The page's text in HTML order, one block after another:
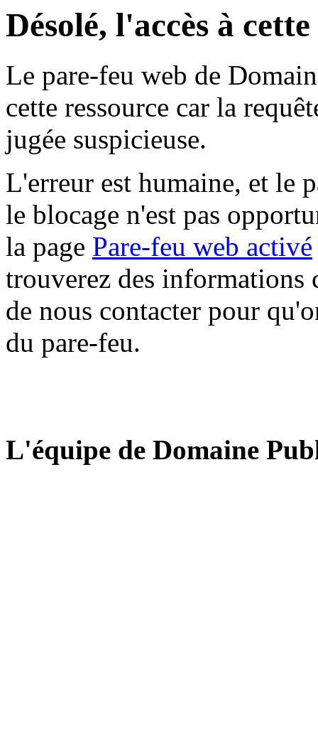
Désolé, l'accès à
Le pare-feu web de
cette ressource car la
jugée suspicieuse.
L'erreur est humaine, et le
le blocage n'est pas
la page Pare-feu web activé
trouverez des informations
de nous contacter pour
du pare-feu.
L'équipe de Domaine